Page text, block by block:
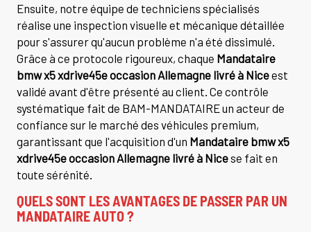
Ensuite, notre équipe de techniciens spécialisés
réalise une inspection visuelle et mécanique détaillée
pour s'assurer qu'aucun problème n'a été dissimulé.
Grâce à ce protocole rigoureux, chaque Mandataire
bmw x5 xdrive45e occasion Allemagne livré à Niceest
validé avant d'être présenté au client. Ce contrôle
systématique fait de BAM-MANDATAIRE un acteur de
confiance sur le marché des véhicules premium,
garantissant que l'acquisition d'un Mandataire bmw x5
xdrive45e occasion Allemagne livré à Nicese fait en
toute sérénité.
QUELS SONT LES AVANTAGES DE PASSER PAR UN
MANDATAIRE AUTO ?